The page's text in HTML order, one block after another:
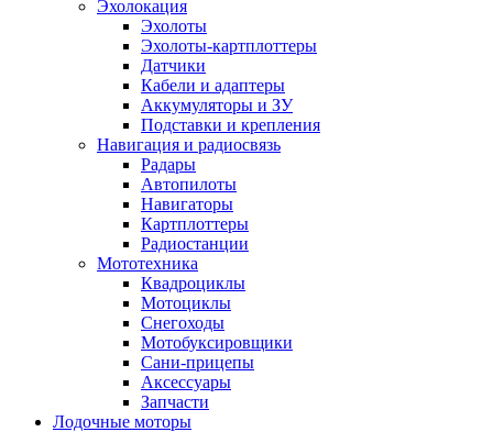
Эхолокация
Эхолоты
Эхолоты-картплоттеры
Датчики
Кабели и адаптеры
Аккумуляторы и ЗУ
Подставки и крепления
Навигация и радиосвязь
Радары
Автопилоты
Навигаторы
Картплоттеры
Радиостанции
Мототехника
Квадроциклы
Мотоциклы
Снегоходы
Мотобуксировщики
Сани-прицепы
Аксессуары
Запчасти
Лодочные моторы